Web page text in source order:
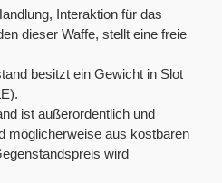
Interaktion für das
dieser Waffe, stellt eine freie
besitzt ein Gewicht in Slot
ist außerordentlich und
möglicherweise aus kostbaren
wird